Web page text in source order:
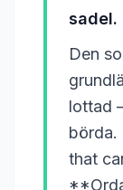
sadel.
Den
lottad
that